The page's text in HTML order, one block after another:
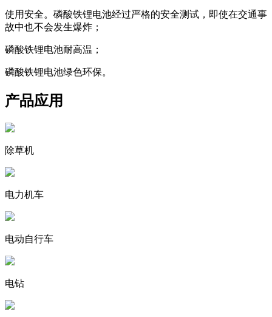
使用安全。磷酸铁锂电池经过严格的安全测试，即使在交通事
故中也不会发生爆炸；
磷酸铁锂电池耐高温；
磷酸铁锂电池绿色环保。
产品应用
除草机
电力机车
电动自行车
电钻